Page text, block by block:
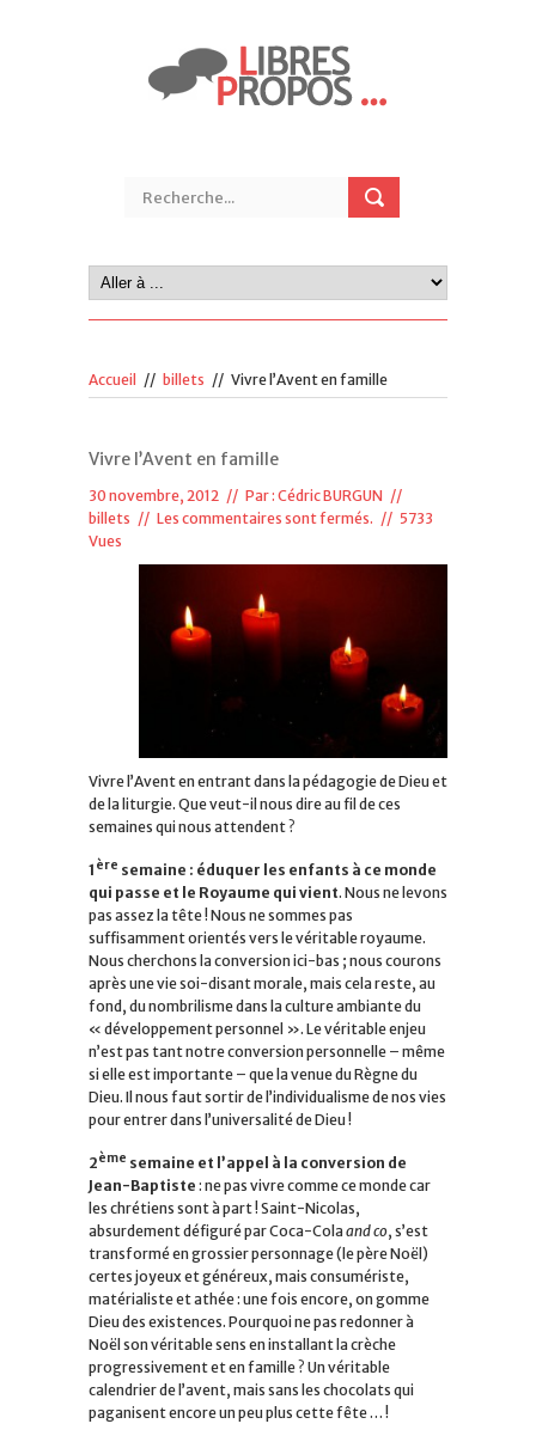
Accueil // billets // Vivre l’Avent en famille
Vivre l’Avent en famille
30 novembre, 2012 // Par : Cédric BURGUN //
billets // Les commentaires sont fermés. // 5733
Vues
Vivre l’Avent en entrant dans la pédagogie de Dieu et
de la liturgie. Que veut-il nous dire au fil de ces
semaines qui nous attendent ?
1 ère semaine : éduquer les enfants à ce monde
qui passe et le Royaume qui vient. Nous ne levons
pas assez la tête ! Nous ne sommes pas
suffisamment orientés vers le véritable royaume.
Nous cherchons la conversion ici-bas ; nous courons
après une vie soi-disant morale, mais cela reste, au
fond, du nombrilisme dans la culture ambiante du
« développement personnel ». Le véritable enjeu
n’est pas tant notre conversion personnelle – même
si elle est importante – que la venue du Règne du
Dieu. Il nous faut sortir de l’individualisme de nos vies
pour entrer dans l’universalité de Dieu !
2ème semaine et l’appel à la conversion de
Jean-Baptiste : ne pas vivre comme ce monde car
les chrétiens sont à part ! Saint-Nicolas,
absurdement défiguré par Coca-Cola and co, s’est
transformé en grossier personnage (le père Noël)
certes joyeux et généreux, mais consumériste,
matérialiste et athée : une fois encore, on gomme
Dieu des existences. Pourquoi ne pas redonner à
Noël son véritable sens en installant la crèche
progressivement et en famille ? Un véritable
calendrier de l’avent, mais sans les chocolats qui
paganisent encore un peu plus cette fête … !